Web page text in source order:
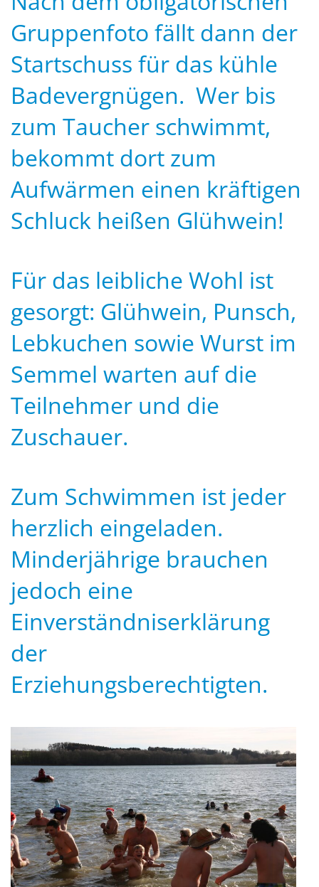
Gruppenfoto fällt dann der
Startschuss für das kühle
Badevergnügen. Wer bis
zum Taucher schwimmt,
bekommt dort zum
Aufwärmen einen kräftigen
Schluck heißen Glühwein!
Für das leibliche Wohl ist
gesorgt: Glühwein, Punsch,
Lebkuchen sowie Wurst im
Semmel warten auf die
Teilnehmer und die
Zuschauer.
Zum Schwimmen ist jeder
herzlich eingeladen.
Minderjährige brauchen
jedoch eine
Einverständniserklärung
der
Erziehungsberechtigten.